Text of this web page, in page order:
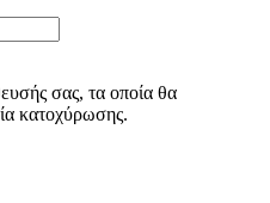
σας, τα οποία θα
κατοχύρωσης.